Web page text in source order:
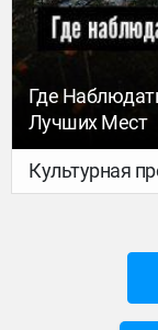
Где
Лучших Мест
Культурная